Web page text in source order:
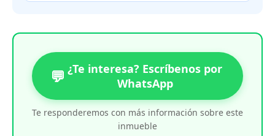
💬 ¿Te interesa? Escríbenos por
WhatsApp
Te responderemos con más información sobre este
inmueble